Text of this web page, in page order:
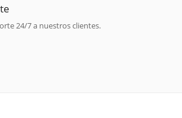
24/7 a nuestros clientes.